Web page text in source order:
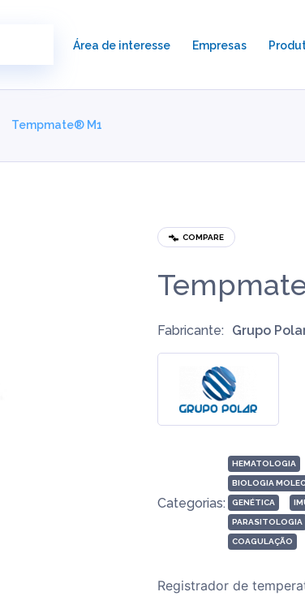
Área de interesse Empresas
Tempmate® M1
COMPARE
Fabricante: Grupo
Categorias:
HEMATOLOGIA
BIOLOGIA
GENÉTICA
PARASITOLOGIA
COAGULAÇÃO
Registrador de